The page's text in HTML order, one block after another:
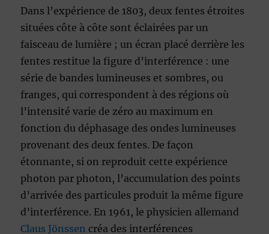
Dans l’expérience de 1803, deux fentes étroites
situées côte à côte sont éclairées par un
faisceau de lumière ; un écran placé derrière les
fentes restitue la figure d’interférence : une
série de bandes lumineuses et sombres, ou
franges, qui correspondent à des régions où
l’intensité varie de zéro au maximum en
fonction du déphasage des ondes lumineuses
provenant des deux fentes. De façon
étonnante, si on reproduit cette expérience
photon par photon, l’accumulation des points
d’arrivée des particules produit la même figure
d’interférence. En 1961, le physicien allemand
Claus Jönssencréa des interférences